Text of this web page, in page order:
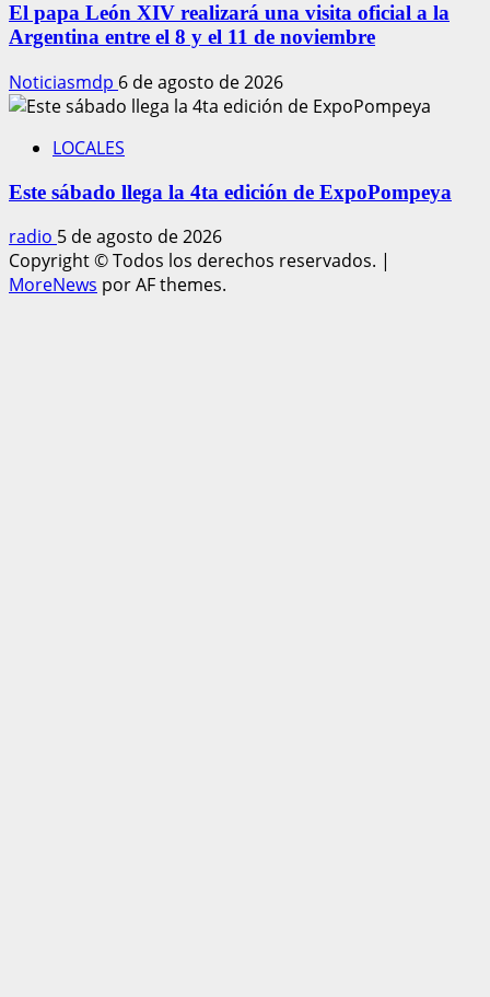
El papa León XIV realizará una visita oficial a la
Argentina entre el 8 y el 11 de noviembre
Noticiasmdp 6 de agosto de 2026
LOCALES
Este sábado llega la 4ta edición de ExpoPompeya
radio 5 de agosto de 2026
Copyright © Todos los derechos reservados. |
MoreNews por AF themes.